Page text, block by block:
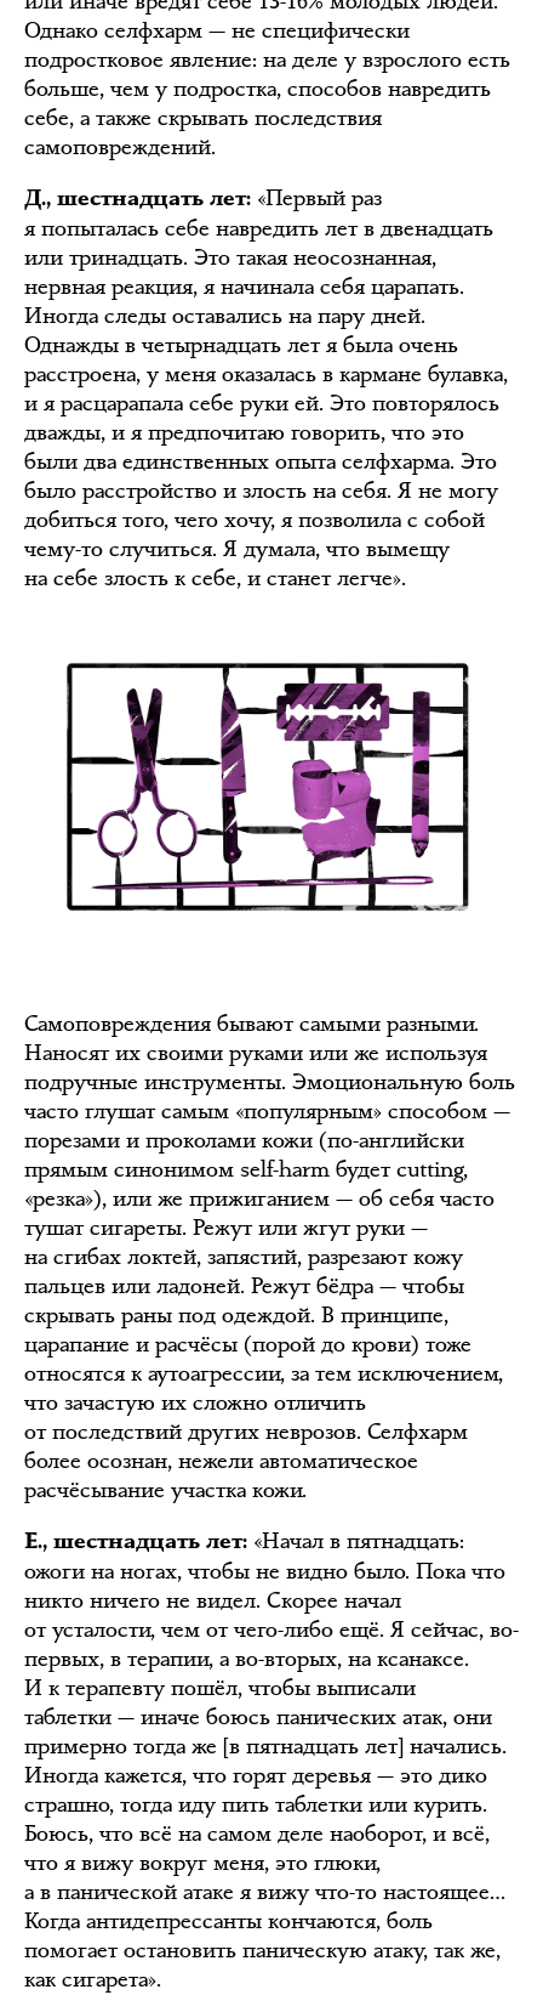
Однако селфхарм — не специфически
подростковое явление: на деле у взрослого есть
больше, чем у подростка, способов навредить
себе, а также скрывать последствия
самоповреждений.
Д., шестнадцать лет: «Первый раз
я попыталась себе навредить лет в двенадцать
или тринадцать. Это такая неосознанная,
нервная реакция, я начинала себя царапать.
Иногда следы оставались на пару дней.
Однажды в четырнадцать лет я была очень
расстроена, у меня оказалась в кармане булавка,
и я расцарапала себе руки ей. Это повторялось
дважды, и я предпочитаю говорить, что это
были два единственных опыта селфхарма. Это
было расстройство и злость на себя. Я не могу
добиться того, чего хочу, я позволила с собой
чему-то случиться. Я думала, что вымещу
на себе злость к себе, и станет легче».
Самоповреждения бывают самыми разными.
Наносят их своими руками или же используя
подручные инструменты. Эмоциональную боль
часто глушат самым «популярным» способом —
порезами и проколами кожи (по-английски
прямым синонимом self-harm будет cutting,
«резка»), или же прижиганием — об себя часто
тушат сигареты. Режут или жгут руки —
на сгибах локтей, запястий, разрезают кожу
пальцев или ладоней. Режут бёдра — чтобы
скрывать раны под одеждой. В принципе,
царапание и расчёсы (порой до крови) тоже
относятся к аутоагрессии, за тем исключением,
что зачастую их сложно отличить
от последствий других неврозов. Селфхарм
более осознан, нежели автоматическое
расчёсывание участка кожи.
Е., шестнадцать лет: «Начал в пятнадцать:
ожоги на ногах, чтобы не видно было. Пока что
никто ничего не видел. Скорее начал
от усталости, чем от чего-либо ещё. Я сейчас, во-
первых, в терапии, а во-вторых, на ксанаксе.
И к терапевту пошёл, чтобы выписали
таблетки — иначе боюсь панических атак, они
примерно тогда же [в пятнадцать лет] начались.
Иногда кажется, что горят деревья — это дико
страшно, тогда иду пить таблетки или курить.
Боюсь, что всё на самом деле наоборот, и всё,
что я вижу вокруг меня, это глюки,
а в панической атаке я вижу что-то настоящее…
Когда антидепрессанты кончаются, боль
помогает остановить паническую атаку, так же,
как сигарета».